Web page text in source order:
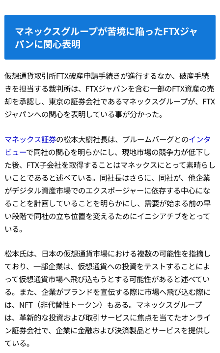
マネックスグループが苦境に陥ったFTXジャ
パンに関心表明
仮想通貨取引所FTX破産申請手続きが進行するなか、破産手続
きを担当する裁判所は、FTXジャパンを含む一部のFTX資産の売
却を承認し、東京の証券会社であるマネックスグループが、FTX
ジャパンへの関心を表明している事が分かった。
マネックス証券の松本大樹社長は、ブルームバーグとのインタ
ビューで同社の関心を明らかにし、現地市場の競争力が低下し
た後、FTX子会社を取得することはマネックスにとって素晴らし
いことであると述べている。同社長はさらに、同社が、他企業
がデジタル資産市場でのエクスポージャーに依存する中心にな
ることを計画していることを明らかにし、需要が始まる前の早
い段階で同社の立ち位置を変えるためにイニシアチブをとって
いる。
松本氏は、日本の仮想通貨市場における複数の可能性を指摘し
ており、一部企業は、仮想通貨への投資をテストすることによ
って仮想通貨市場へ飛び込もうとする可能性があると述べてい
る。また、企業がブランドを宣伝する際に市場へ飛び込む際に
は、NFT（非代替性トークン）もある。マネックスグループ
は、革新的な投資および取引サービスに焦点を当てたオンライ
ン証券会社で、企業に金融および決済製品とサービスを提供し
ている。